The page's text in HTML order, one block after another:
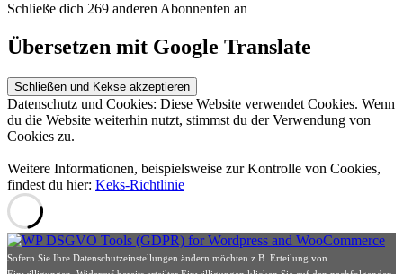
Schließe dich 269 anderen Abonnenten an
Übersetzen mit Google Translate
Datenschutz und Cookies: Diese Website verwendet Cookies. Wenn
du die Website weiterhin nutzt, stimmst du der Verwendung von
Cookies zu.
Weitere Informationen, beispielsweise zur Kontrolle von Cookies,
findest du hier: Keks-Richtlinie
Sofern Sie Ihre Datenschutzeinstellungen ändern möchten z.B. Erteilung von